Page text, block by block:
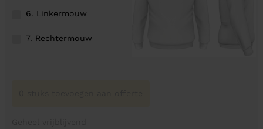
6. Linkermouw
7. Rechtermouw